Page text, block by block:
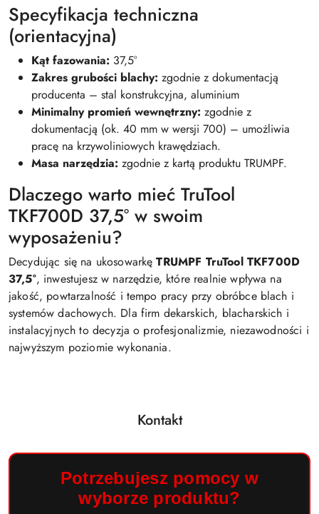
Specyfikacja techniczna
(orientacyjna)
Kąt fazowania: 37,5°
Zakres grubości blachy: zgodnie z dokumentacją
producenta – stal konstrukcyjna, aluminium
Minimalny promień wewnętrzny: zgodnie z
dokumentacją (ok. 40 mm w wersji 700) – umożliwia
pracę na krzywoliniowych krawędziach.
Masa narzędzia: zgodnie z kartą produktu TRUMPF.
Dlaczego warto mieć TruTool
TKF700D 37,5° w swoim
wyposażeniu?
Decydując się na ukosowarkęTRUMPF TruTool TKF700D
37,5°, inwestujesz w narzędzie, które realnie wpływa na
jakość, powtarzalność i tempo pracy przy obróbce blach i
systemów dachowych. Dla firm dekarskich, blacharskich i
instalacyjnych to decyzja o profesjonalizmie, niezawodności i
najwyższym poziomie wykonania.
Kontakt
Potrzebujesz pomocy w
wyborze produktu?